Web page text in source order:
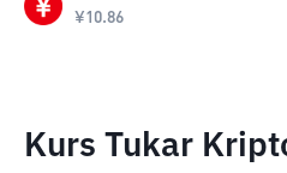
¥10.86
Kurs Tukar